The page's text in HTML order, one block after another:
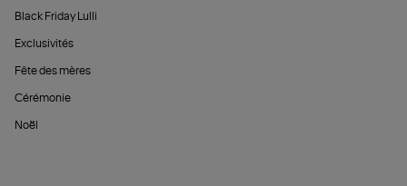
Black Friday Lulli
Exclusivités
Fête des mères
Cérémonie
Noël